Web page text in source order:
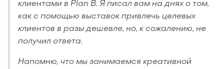
клиентами в Plan B. Я писал вам на днях о том,
как с помощью выставок привлечь целевых
клиентов в разы дешевле, но, к сожалению, не
получил ответа.
Напомню, что мы занимаемся креативной